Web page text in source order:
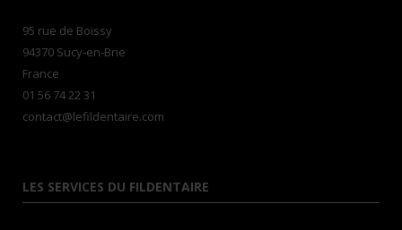
95 rue de Boissy
94370 Sucy-en-Brie
France
01 56 74 22 31
contact@lefildentaire.com
LES SERVICES DU FILDENTAIRE